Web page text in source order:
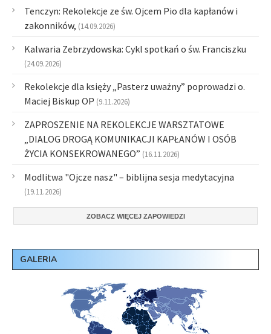
Tenczyn: Rekolekcje ze św. Ojcem Pio dla kapłanów i
zakonników, (14.09.2026)
Kalwaria Zebrzydowska: Cykl spotkań o św. Franciszku
(24.09.2026)
Rekolekcje dla księży „Pasterz uważny” poprowadzi o.
Maciej Biskup OP (9.11.2026)
ZAPROSZENIE NA REKOLEKCJE WARSZTATOWE
„DIALOG DROGĄ KOMUNIKACJI KAPŁANÓW I OSÓB
ŻYCIA KONSEKROWANEGO” (16.11.2026)
Modlitwa "Ojcze nasz" – biblijna sesja medytacyjna
(19.11.2026)
ZOBACZ WIĘCEJ ZAPOWIEDZI
GALERIA